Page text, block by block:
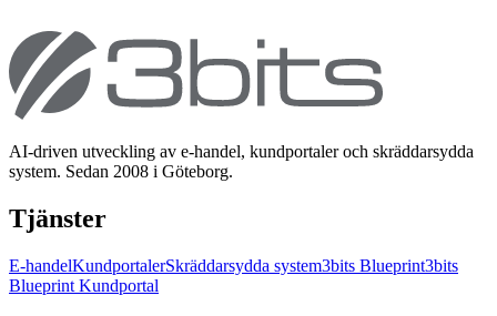
AI-driven utveckling av e-handel, kundportaler och skräddarsydda
system. Sedan 2008 i Göteborg.
Tjänster
E-handelKundportalerSkräddarsydda system3bits Blueprint3bits
Blueprint Kundportal